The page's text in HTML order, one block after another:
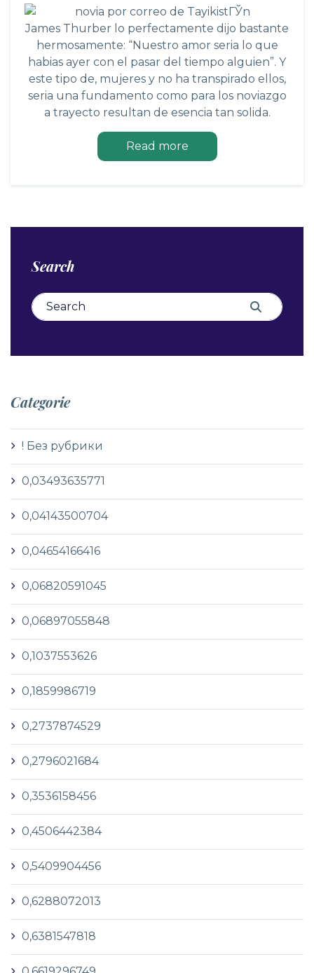
James Thurber lo perfectamente dijo bastante
hermosamente: “Nuestro amor seria lo que
habias ayer con el pasar del tiempo alguien”. Y
este tipo de, mujeres y no ha transpirado ellos,
seria una fundamento como para los noviazgo
a trayecto resultan de esencia tan solida.
Read more
Search
Search for: Search
Categorie
! Без рубрики
0,03493635771
0,04143500704
0,04654166416
0,06820591045
0,06897055848
0,1037553626
0,1859986719
0,2737874529
0,2796021684
0,3536158456
0,4506442384
0,5409904456
0,6288072013
0,6381547818